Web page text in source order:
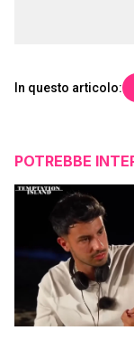
In questo articolo:
POTREBBE